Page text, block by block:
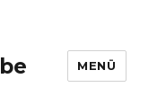
MENÜ